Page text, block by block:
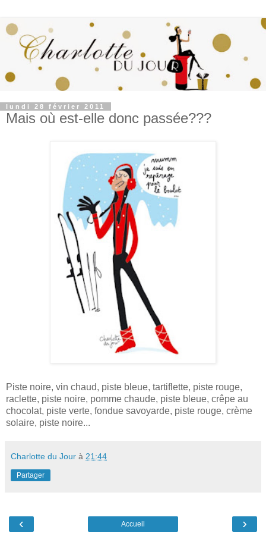
lundi 28 février 2011
Mais où est-elle donc passée???
Piste noire, vin chaud, piste bleue, tartiflette, piste rouge,
raclette, piste noire, pomme chaude, piste bleue, crêpe au
chocolat, piste verte, fondue savoyarde, piste rouge, crème
solaire, piste noire...
Charlotte du Jour à 21:44
Partager
‹ ›
Accueil